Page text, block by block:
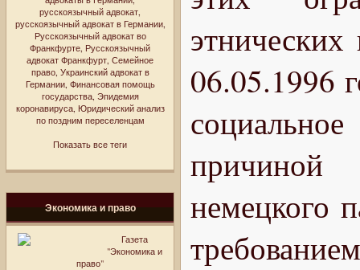
русскоязычный адвокат,
русскоязычный адвокат в Германии,
Русскоязычный адвокат во
Франкфурте, Русскоязычный
адвокат Франкфурт, Семейное
право, Украинский адвокат в
Германии, Финансовая помощь
государства, Эпидемия
коронавируса, Юридический анализ
по поздним переселенцам
Показать все теги
Экономика и право
Газета
"Экономика и
право"
06.05.1996
немецкого